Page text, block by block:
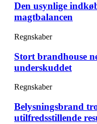
Den usynlige
magtbalancen
Regnskaber
Stort brandhouse
underskuddet
Regnskaber
Belysningsbrand
utilfredsstillende